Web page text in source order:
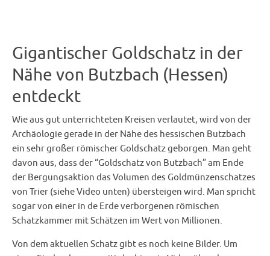
Gigantischer Goldschatz in der
Nähe von Butzbach (Hessen)
entdeckt
Wie aus gut unterrichteten Kreisen verlautet, wird von der
Archäologie gerade in der Nähe des hessischen Butzbach
ein sehr großer römischer Goldschatz geborgen. Man geht
davon aus, dass der “Goldschatz von Butzbach” am Ende
der Bergungsaktion das Volumen des Goldmünzenschatzes
von Trier (siehe Video unten) übersteigen wird. Man spricht
sogar von einer in de Erde verborgenen römischen
Schatzkammer mit Schätzen im Wert von Millionen.
Von dem aktuellen Schatz gibt es noch keine Bilder. Um